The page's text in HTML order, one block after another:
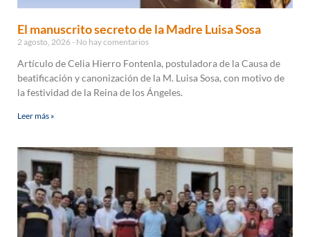
El manuscrito secreto de la Madre Luisa Sosa
2 agosto, 2026 No hay comentarios
Artículo de Celia Hierro Fontenla, postuladora de la Causa de
beatificación y canonización de la M. Luisa Sosa, con motivo de
la festividad de la Reina de los Ángeles.
Leer más »